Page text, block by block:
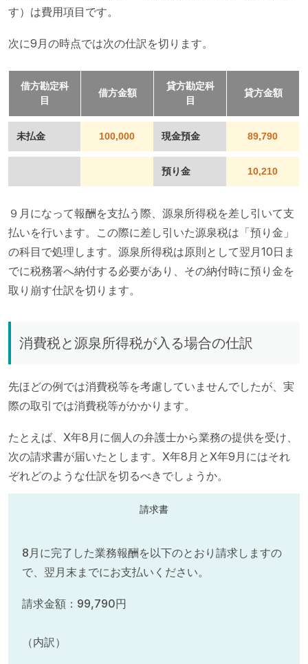
す）は費用項目です。
次に9月の時点では次の仕訳を切ります。
借方勘定科
目
借方金額
貸方勘定科
目
貸方金額
未払金 100,000 現金預金 89,790
預り金 10,210
９月になって報酬を支払う際、源泉所得税を差し引いて支
払いを行います。この際に差し引いた源泉税は「預り金」
の科目で処理します。源泉所得税は原則として翌月10日ま
でに税務署へ納付する必要があり、その納付時に預り金を
取り崩す仕訳を切ります。
消費税と源泉所得税が入る場合の仕訳
先ほどの例では消費税等を考慮していませんでしたが、実
際の取引では消費税等がかかります。
たとえば、X年8月に個人の弁護士から業務の提供を受け、
次の請求書が届いたとします。X年8月とX年9月にはそれ
ぞれどのような仕訳を切るべきでしょうか。
請求書
8月に完了した業務報酬を以下のとおり請求しますの
で、翌月末までにお支払いください。
請求金額：99,790円
（内訳）